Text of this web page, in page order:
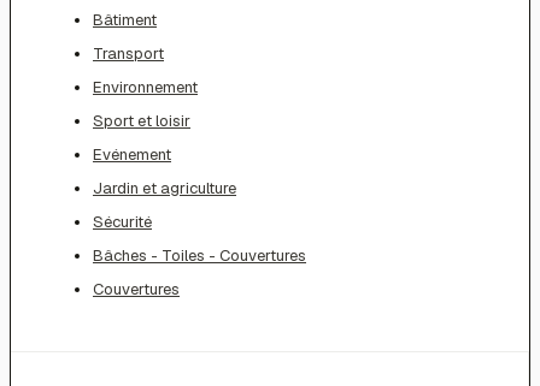
Bâtiment
Transport
Environnement
Sport et loisir
Evénement
Jardin et agriculture
Sécurité
Bâches - Toiles - Couvertures
Couvertures